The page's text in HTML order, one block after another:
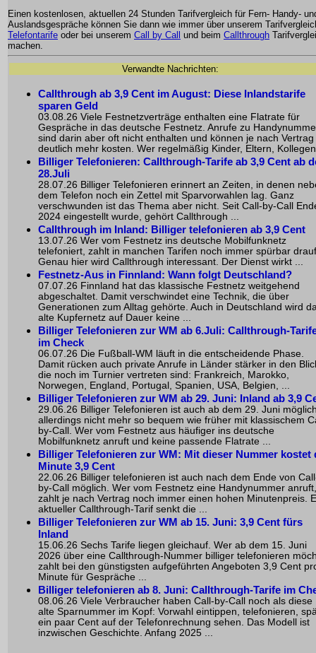
Einen kostenlosen, aktuellen 24 Stunden Tarifvergleich für Fern- Handy-
Auslandsgespräche können Sie dann wie immer über unserem
Telefontarife oder bei unserem Call by Call und beim Callthrough
machen.
Verwandte Nachrichten:
Callthrough ab 3,9 Cent im August: Diese Inlandstarife
sparen Geld
03.08.26 Viele Festnetzverträge enthalten eine Flatrate für
Gespräche in das deutsche Festnetz. Anrufe zu
sind darin aber oft nicht enthalten und können je nach Vertrag
deutlich mehr kosten. Wer regelmäßig Kinder, Eltern,
Billiger Telefonieren: Callthrough-Tarife ab 3,9 Cent ab
28.Juli
28.07.26 Billiger Telefonieren erinnert an Zeiten, in denen
dem Telefon noch ein Zettel mit Sparvorwahlen lag. Ganz
verschwunden ist das Thema aber nicht. Seit Call-by-Call
2024 eingestellt wurde, gehört Callthrough ...
Callthrough im Inland: Billiger telefonieren ab 3,9 Cent
13.07.26 Wer vom Festnetz ins deutsche Mobilfunknetz
telefoniert, zahlt in manchen Tarifen noch immer spürbar
Genau hier wird Callthrough interessant. Der Dienst wirkt ...
Festnetz-Aus in Finnland: Wann folgt Deutschland?
07.07.26 Finnland hat das klassische Festnetz weitgehend
abgeschaltet. Damit verschwindet eine Technik, die über
Generationen zum Alltag gehörte. Auch in Deutschland wird
alte Kupfernetz auf Dauer keine ...
Billiger Telefonieren zur WM ab 6.Juli: Callthrough-
im Check
06.07.26 Die Fußball-WM läuft in die entscheidende Phase.
Damit rücken auch private Anrufe in Länder stärker in den
die noch im Turnier vertreten sind: Frankreich, Marokko,
Norwegen, England, Portugal, Spanien, USA, Belgien, ...
Billiger Telefonieren zur WM ab 29. Juni: Inland ab 3,9
29.06.26 Billiger Telefonieren ist auch ab dem 29. Juni
allerdings nicht mehr so bequem wie früher mit klassischem
by-Call. Wer vom Festnetz aus häufiger ins deutsche
Mobilfunknetz anruft und keine passende Flatrate ...
Billiger Telefonieren zur WM: Mit dieser Nummer kostet
Minute 3,9 Cent
22.06.26 Billiger telefonieren ist auch nach dem Ende von
by-Call möglich. Wer vom Festnetz eine Handynummer anruft,
zahlt je nach Vertrag noch immer einen hohen Minutenpreis.
aktueller Callthrough-Tarif senkt die ...
Billiger Telefonieren zur WM ab 15. Juni: 3,9 Cent fürs
Inland
15.06.26 Sechs Tarife liegen gleichauf. Wer ab dem 15. Juni
2026 über eine Callthrough-Nummer billiger telefonieren
zahlt bei den günstigsten aufgeführten Angeboten 3,9 Cent
Minute für Gespräche ...
Billiger telefonieren ab 8. Juni: Callthrough-Tarife im
08.06.26 Viele Verbraucher haben Call-by-Call noch als diese
alte Sparnummer im Kopf: Vorwahl eintippen, telefonieren,
ein paar Cent auf der Telefonrechnung sehen. Das Modell ist
inzwischen Geschichte. Anfang 2025 ...